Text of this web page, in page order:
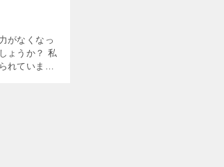
がなくなっ
ょうか？ 私
れています